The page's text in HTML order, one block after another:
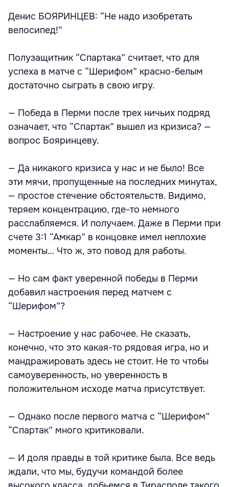
Денис БОЯРИНЦЕВ: “Не надо изобретать
велосипед!”
Полузащитник “Спартака” считает, что для
успеха в матче с “Шерифом” красно-белым
достаточно сыграть в свою игру.
— Победа в Перми после трех ничьих подряд
означает, что “Спартак” вышел из кризиса? —
вопрос Бояринцеву.
— Да никакого кризиса у нас и не было! Все
эти мячи, пропущенные на последних минутах,
— простое стечение обстоятельств. Видимо,
теряем концентрацию, где-то немного
расслабляемся. И получаем. Даже в Перми при
счете 3:1 “Амкар” в концовке имел неплохие
моменты… Что ж, это повод для работы.
— Но сам факт уверенной победы в Перми
добавил настроения перед матчем с
“Шерифом”?
— Настроение у нас рабочее. Не сказать,
конечно, что это какая-то рядовая игра, но и
мандражировать здесь не стоит. Не то чтобы
самоуверенность, но уверенность в
положительном исходе матча присутствует.
— Однако после первого матча с “Шерифом”
“Спартак” много критиковали.
— И доля правды в той критике была. Все ведь
ждали, что мы, будучи командой более